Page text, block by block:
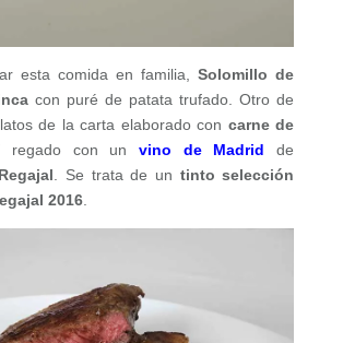
esta comida en familia,Solomillo de
con puré de patata trufado. Otro de
de la carta elaborado con carne de
regado con unvino de Madrid de
. Se trata de un tinto selección
2016.